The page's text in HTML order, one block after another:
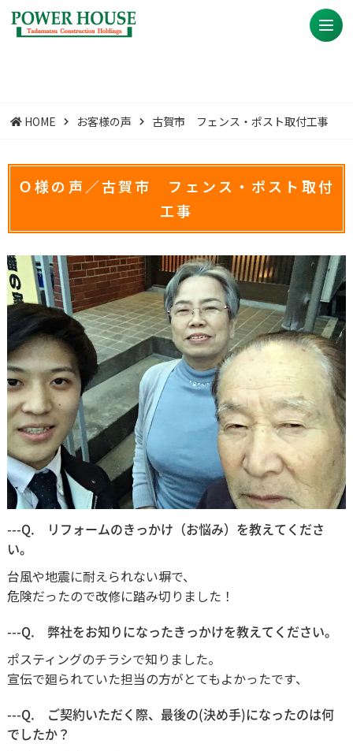
HOME お客様の声 古賀市 フェンス・ポスト取付工事
Ｏ様の声／古賀市 フェンス・ポスト取付
工事
---Q. リフォームのきっかけ（お悩み）を教えてくださ
い。
台風や地震に耐えられない塀で、
危険だったので改修に踏み切りました！
---Q. 弊社をお知りになったきっかけを教えてください。
ポスティングのチラシで知りました。
宣伝で廻られていた担当の方がとてもよかったです、
---Q. ご契約いただく際、最後の(決め手)になったのは何
でしたか？